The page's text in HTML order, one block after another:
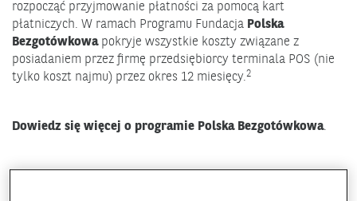
rozpocząć przyjmowanie płatności za pomocą kart
płatniczych. W ramach Programu Fundacja Polska
Bezgotówkowa pokryje wszystkie koszty związane z
posiadaniem przez firmę przedsiębiorcy terminala POS (nie
tylko koszt najmu) przez okres 12 miesięcy.2
Dowiedz się więcej o programie Polska Bezgotówkowa.